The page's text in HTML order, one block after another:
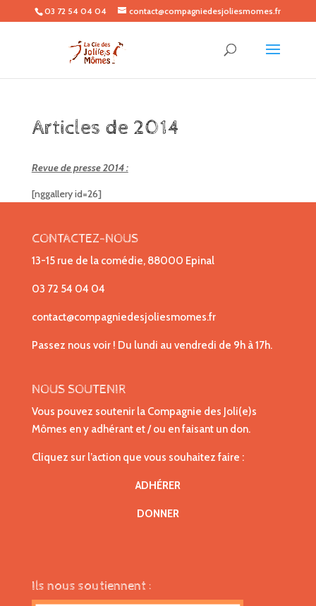
03 72 54 04 04 contact@compagniedesjoliesmomes.fr
Articles de 2014
Revue de presse 2014 :
[nggallery id=26]
CONTACTEZ-NOUS
13-15 rue de la comédie, 88000 Epinal
03 72 54 04 04
contact@compagniedesjoliesmomes.fr
Passez nous voir ! Du lundi au vendredi de 9h à 17h.
NOUS SOUTENIR
Vous pouvez soutenir la Compagnie des Joli(e)s
Mômes en y adhérant et / ou en faisant un don.
Cliquez sur l’action que vous souhaitez faire :
ADHÉRER
DONNER
Ils nous soutiennent :